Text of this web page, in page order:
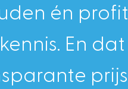
én
En